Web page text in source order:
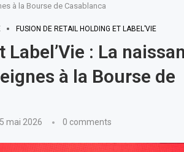
à la Bourse de Casablanca
FUSION DE RETAIL HOLDING ET LABEL’VIE
: La
à la Bourse de
5 mai 2026 0 comments